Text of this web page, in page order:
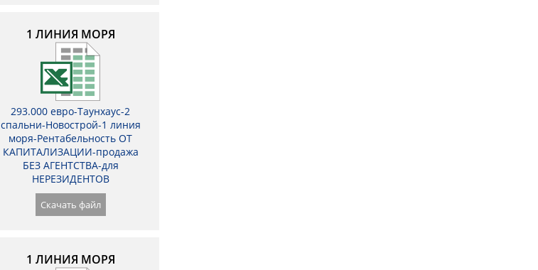
1 ЛИНИЯ МОРЯ
293.000 евро-Таунхаус-2
спальни-Новострой-1 линия
моря-Рентабельность ОТ
КАПИТАЛИЗАЦИИ-продажа
БЕЗ АГЕНТСТВА-для
НЕРЕЗИДЕНТОВ
Скачать файл
1 ЛИНИЯ МОРЯ